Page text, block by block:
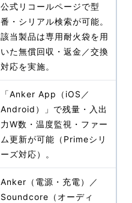
公式リコールページで型
番・シリアル検索が可能。
該当製品は専用耐火袋を用
いた無償回収・返金／交換
対応を実施。
「Anker App（iOS／
Android）」で残量・入出
力W数・温度監視・ファー
ム更新が可能（Primeシリ
ーズ対応）。
Anker（電源・充電）／
Soundcore（オーディ